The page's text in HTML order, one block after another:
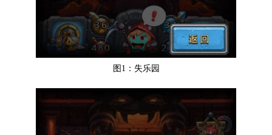
图1：失乐园